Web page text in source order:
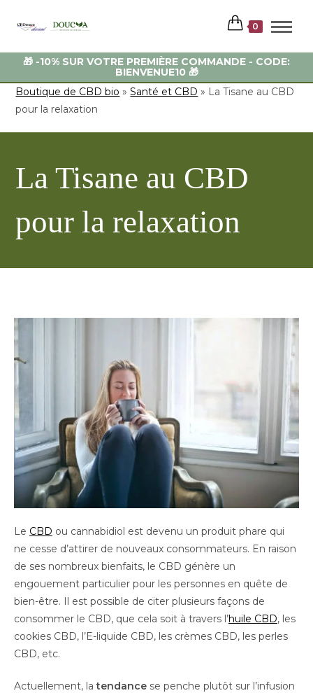
🎁 -10% SUR VOTRE PREMIÈRE COMMANDE - CODE:
BIENVENUE10 🎁
0
Boutique de CBD bio »Santé et CBD » La Tisane au CBD
pour la relaxation
La Tisane au CBD
pour la relaxation
Le CBD ou cannabidiol est devenu un produit phare qui
ne cesse d’attirer de nouveaux consommateurs. En raison
de ses nombreux bienfaits, le CBD génère un
engouement particulier pour les personnes en quête de
bien-être. Il est possible de citer plusieurs façons de
consommer le CBD, que cela soit à travers l’huile CBD, les
cookies CBD, l’E-liquide CBD, les crèmes CBD, les perles
CBD, etc.
Actuellement, latendance se penche plutôt sur l’infusion